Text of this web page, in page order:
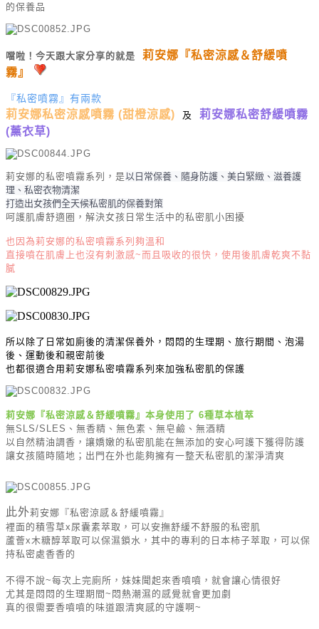
的保養品
噹啦！今天跟大家分享的就是
莉安娜『私密涼感＆舒緩噴
霧』
『私密噴霧』有兩款
莉安娜私密涼感噴霧 (甜橙涼感) 及
莉安娜私密舒緩噴霧
(薰衣草)
莉安娜的私密噴霧系列，是以日常保養、隨身防護、美白緊緻、滋養護
理、私密衣物清潔
打造出女孩們全天候私密肌的保養對策
呵護肌膚舒適圈， 解決女孩日常生活中的私密肌小困擾
也因為莉安娜的私密噴霧系列夠溫和
直接噴在肌膚上也沒有刺激感~而且吸收的很快，使用後肌膚乾爽不黏
膩
所以 除了日常如廁後的清潔保養外，悶悶的生理期、旅行期間、泡湯
後、運動後和親密前後
也都很適合用 莉安娜私密噴霧系列來加強私密肌的保護
莉安娜『私密涼感＆舒緩噴霧』本身使用了 6種草本植萃
無SLS/SLES、無香精、無色素、無皂鹼、無酒精
以自然精油調香，讓嬌嫩的私密肌能在無添加的安心呵護下獲得防護
讓女孩隨時隨地；出門在外也能夠擁有一整天私密肌的潔淨清爽
此外莉安娜『私密涼感＆舒緩噴霧』
裡面的積雪草x尿囊素萃取，可以安撫舒緩不舒服的私密肌
蘆薈x木糖醇萃取可以保濕鎖水，其中的專利的日本柿子萃取，可以保
持私密處香香的
不得不說~每次上完廁所，妹妹聞起來香噴噴，就會讓心情很好
尤其是悶悶的生理期間~悶熱潮濕的感覺就會更加劇
真的很需要香噴噴的味道跟清爽感的守護啊~